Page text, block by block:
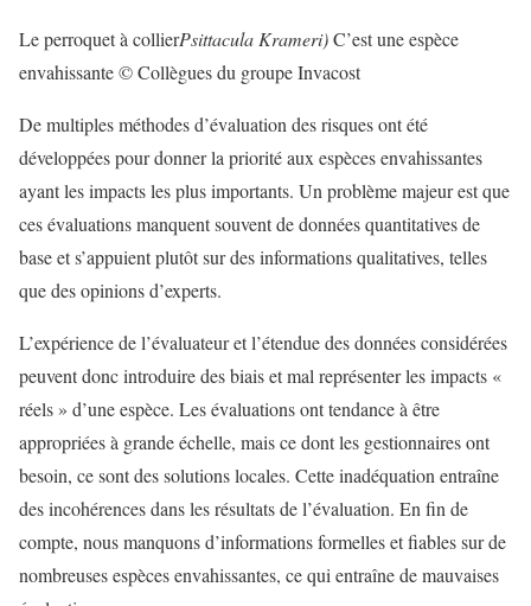
Le perroquet à collierPsittacula Krameri)C’est une espèce
envahissante © Collègues du groupe Invacost
De multiples méthodes d’évaluation des risques ont été
développées pour donner la priorité aux espèces envahissantes
ayant les impacts les plus importants. Un problème majeur est que
ces évaluations manquent souvent de données quantitatives de
base et s’appuient plutôt sur des informations qualitatives, telles
que des opinions d’experts.
L’expérience de l’évaluateur et l’étendue des données considérées
peuvent donc introduire des biais et mal représenter les impacts «
réels » d’une espèce. Les évaluations ont tendance à être
appropriées à grande échelle, mais ce dont les gestionnaires ont
besoin, ce sont des solutions locales. Cette inadéquation entraîne
des incohérences dans les résultats de l’évaluation. En fin de
compte, nous manquons d’informations formelles et fiables sur de
nombreuses espèces envahissantes, ce qui entraîne de mauvaises